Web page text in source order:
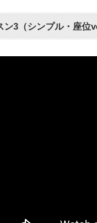
ン3（シンプル・座位